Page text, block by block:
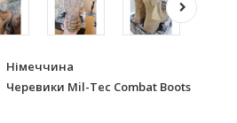
Німеччина
Черевики Mil-Tec Combat Boots